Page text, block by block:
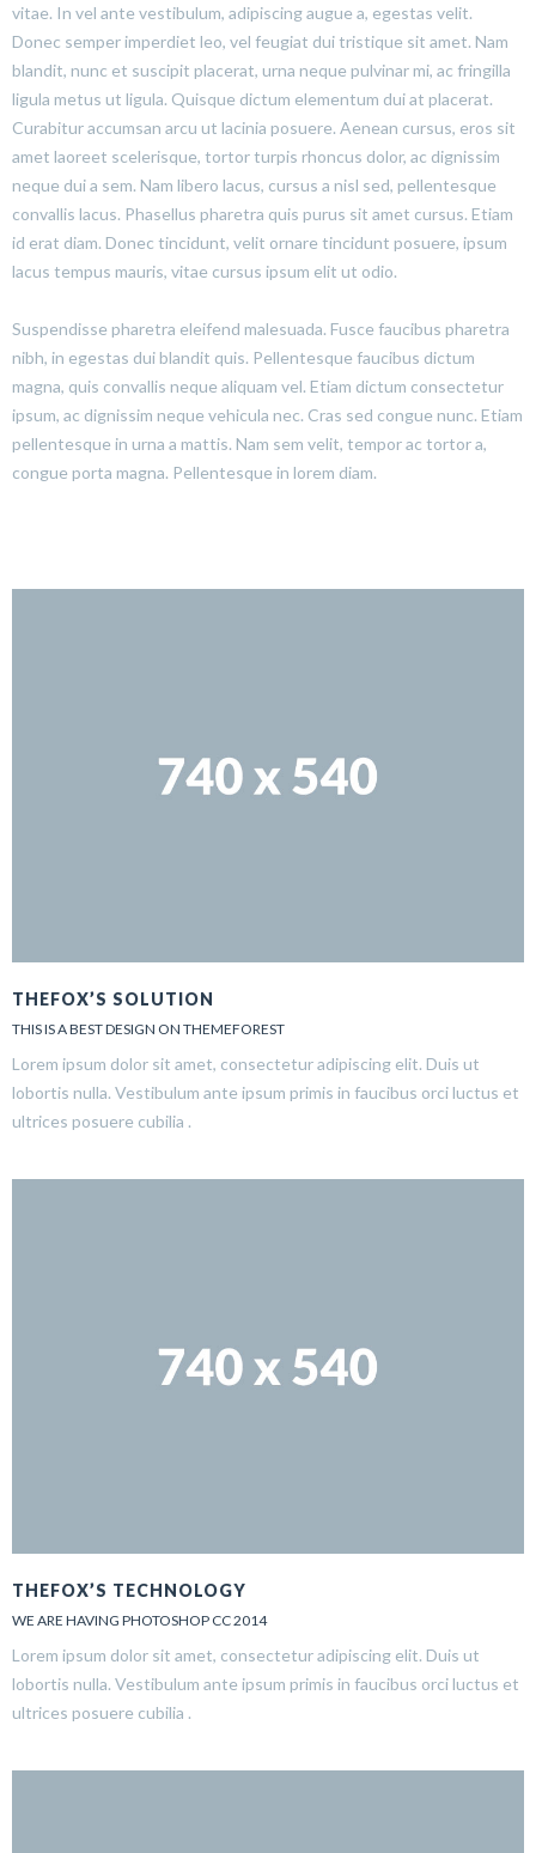
vitae. In vel ante vestibulum, adipiscing augue a, egestas velit.
Donec semper imperdiet leo, vel feugiat dui tristique sit amet. Nam
blandit, nunc et suscipit placerat, urna neque pulvinar mi, ac fringilla
ligula metus ut ligula. Quisque dictum elementum dui at placerat.
Curabitur accumsan arcu ut lacinia posuere. Aenean cursus, eros sit
amet laoreet scelerisque, tortor turpis rhoncus dolor, ac dignissim
neque dui a sem. Nam libero lacus, cursus a nisl sed, pellentesque
convallis lacus. Phasellus pharetra quis purus sit amet cursus. Etiam
id erat diam. Donec tincidunt, velit ornare tincidunt posuere, ipsum
lacus tempus mauris, vitae cursus ipsum elit ut odio.
Suspendisse pharetra eleifend malesuada. Fusce faucibus pharetra
nibh, in egestas dui blandit quis. Pellentesque faucibus dictum
magna, quis convallis neque aliquam vel. Etiam dictum consectetur
ipsum, ac dignissim neque vehicula nec. Cras sed congue nunc. Etiam
pellentesque in urna a mattis. Nam sem velit, tempor ac tortor a,
congue porta magna. Pellentesque in lorem diam.
THEFOX’S SOLUTION
THIS IS A BEST DESIGN ON THEMEFOREST
Lorem ipsum dolor sit amet, consectetur adipiscing elit. Duis ut
lobortis nulla. Vestibulum ante ipsum primis in faucibus orci luctus et
ultrices posuere cubilia .
THEFOX’S TECHNOLOGY
WE ARE HAVING PHOTOSHOP CC 2014
Lorem ipsum dolor sit amet, consectetur adipiscing elit. Duis ut
lobortis nulla. Vestibulum ante ipsum primis in faucibus orci luctus et
ultrices posuere cubilia .